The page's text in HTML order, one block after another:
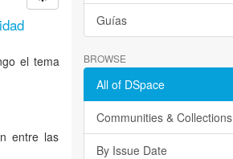
el tema
entre las
Guías
BROWSE
All of DSpace
Communities & Collections
By Issue Date